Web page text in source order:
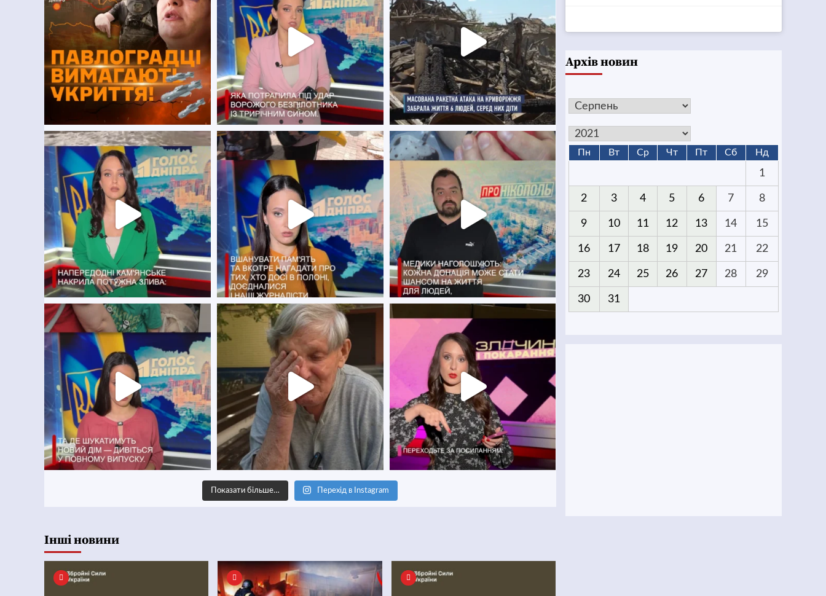
Показати більше… Перехід в Instagram
Інші новини
Архів новин
Пн Вт Ср Чт Пт Сб Нд
1
2 3 4 5 6 7 8
9 10 11 12 13 14 15
16 17 18 19 20 21 22
23 24 25 26 27 28 29
30 31